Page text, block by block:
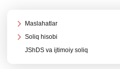
Maslahatlar
Soliq hisobi
JShDS va ijtimoiy soliq